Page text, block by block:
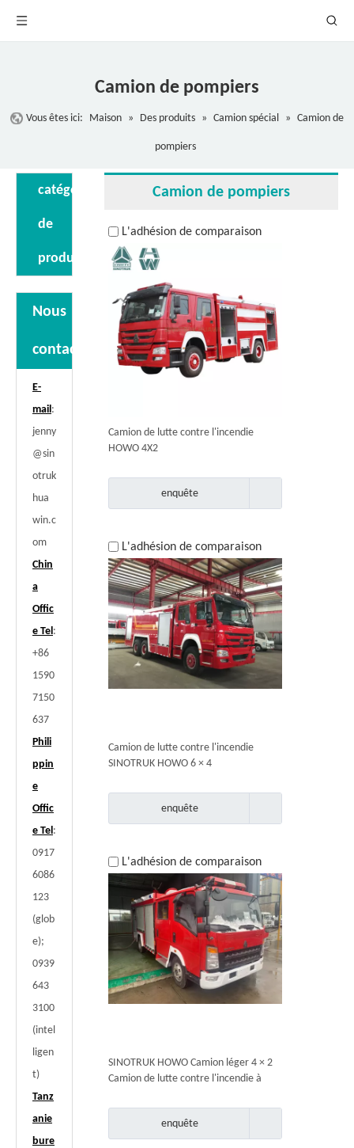
Camion de pompiers
Vous êtes ici: Maison » Des produits » Camion spécial » Camion de
pompiers
catégorie
de
produit
Nous
contacter
E-
mail:
jenny
@sin
otruk
hua
win.c
om
Chin
a
Offic
e Tel:
+86
1590
7150
637
Phili
ppin
e
Offic
e Tel:
0917
6086
123
(glob
e);
0939
643
3100
(intel
ligen
t)
Tanz
anie
bure
Camion de pompiers
L'adhésion de comparaison
Camion de lutte contre l'incendie
HOWO 4X2
enquête
L'adhésion de comparaison
Camion de lutte contre l'incendie
SINOTRUK HOWO 6 × 4
enquête
L'adhésion de comparaison
SINOTRUK HOWO Camion léger 4 × 2
Camion de lutte contre l'incendie à
enquête